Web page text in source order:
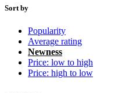
Sort by
Popularity
Average rating
Newness
Price: low to high
Price: high to low